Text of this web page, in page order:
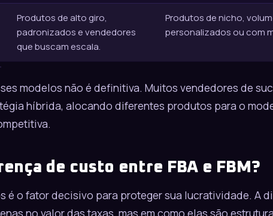
Produtos de alto giro,
padronizados e vendedores
que buscam escala.
Produtos de nicho,
personalizados ou com
modelos não é definitiva. Muitos vendedores de
híbrida, alocando diferentes produtos para o
de custo entre FBA e FBM?
é o fator decisivo para proteger sua lucratividade. A